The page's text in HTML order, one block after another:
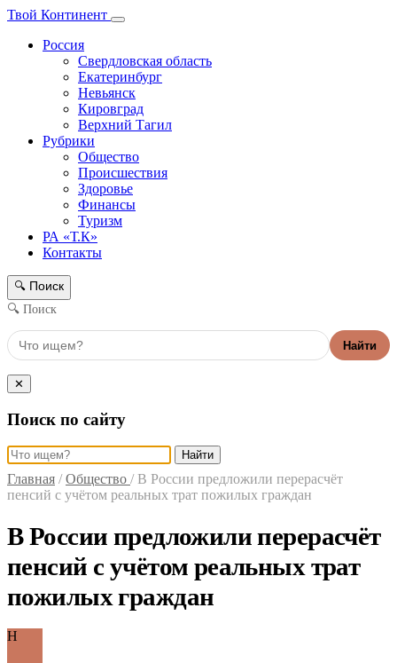
Твой Континент
Россия
Свердловская область
Екатеринбург
Невьянск
Кировград
Верхний Тагил
Рубрики
Общество
Происшествия
Здоровье
Финансы
Туризм
РА «Т.К»
Контакты
🔍 Поиск
🔍 Поиск
Найти
✕
Поиск по сайту
Найти
Главная / Общество / В России предложили перерасчёт
пенсий с учётом реальных трат пожилых граждан
В России предложили перерасчёт
пенсий с учётом реальных трат
пожилых граждан
Н